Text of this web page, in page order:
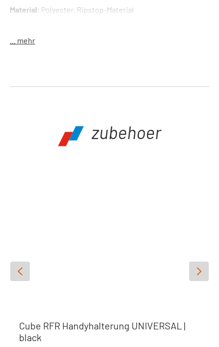
Material: Polyester, Ripstop-Material
... mehr
Produktgalerie überspringenzubehoer
Cube RFR Handyhalterung UNIVERSAL |
black